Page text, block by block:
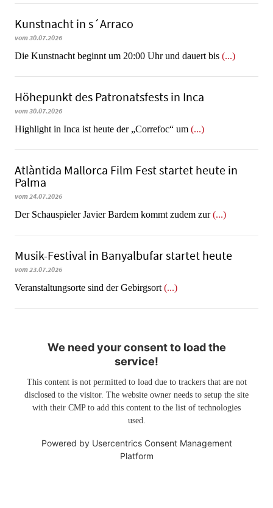
Kunstnacht in s´Arraco
vom 30.07.2026
Die Kunstnacht beginnt um 20:00 Uhr und dauert bis (...)
Höhepunkt des Patronatsfests in Inca
vom 30.07.2026
Highlight in Inca ist heute der „Correfoc“ um (...)
Atlàntida Mallorca Film Fest startet heute in
Palma
vom 24.07.2026
Der Schauspieler Javier Bardem kommt zudem zur(...)
Musik-Festival in Ban­yal­bu­far startet heute
vom 23.07.2026
Veranstaltungsorte sind der Gebirgsort (...)
We need your consent to load the
service!
This content is not permitted to load due to trackers that are not
disclosed to the visitor. The website owner needs to setup the site
with their CMP to add this content to the list of technologies
used.
Powered by Usercentrics Consent Management
Platform